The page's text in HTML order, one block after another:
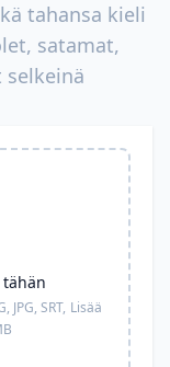
tahansa kieli
satamat,
JPG, SRT, Lisää